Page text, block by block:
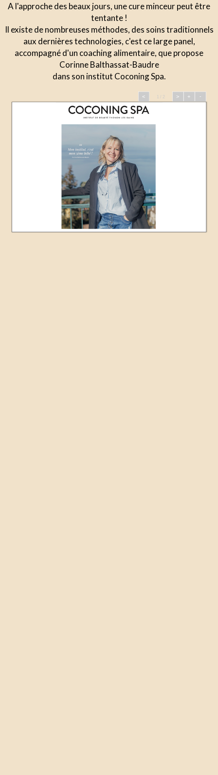
A l'approche des beaux jours, une cure minceur peut être
tentante !
Il existe de nombreuses méthodes, des soins traditionnels
aux dernières technologies, c'est ce large panel,
accompagné d'un coaching alimentaire, que propose
Corinne Balthassat-Baudre
dans son institut Coconing Spa.
< 1 / 2 > + -